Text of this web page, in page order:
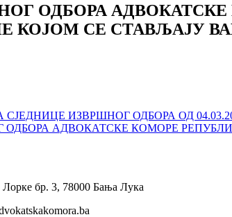
ОДБОРА АДВОКАТСКЕ
КОЈОМ СЕ СТАВЉАЈУ
СЈЕДНИЦЕ ИЗВРШНОГ ОДБОРА ОД
АДВОКАТСКЕ КОМОРЕ РЕПУБЛИКЕ
Лорке бр. 3, 78000 Бања Лука